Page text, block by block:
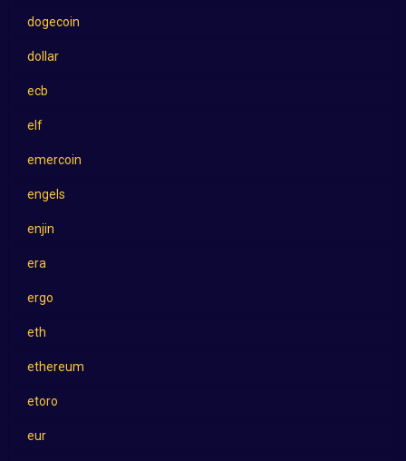
dogecoin
dollar
ecb
elf
emercoin
engels
enjin
era
ergo
eth
ethereum
etoro
eur